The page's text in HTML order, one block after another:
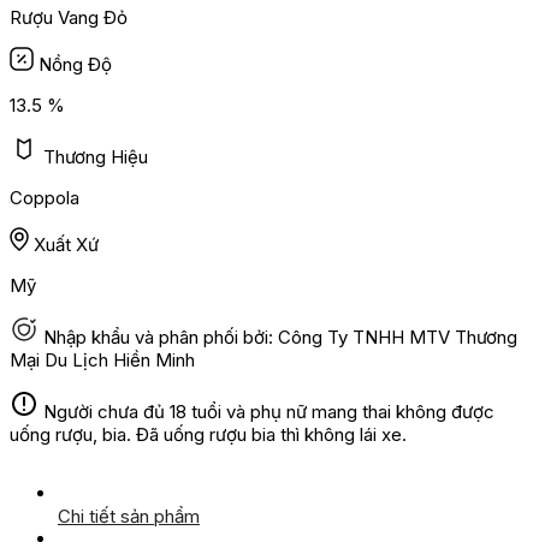
Rượu Vang Đỏ
Nồng Độ
13.5 %
Thương Hiệu
Coppola
Xuất Xứ
Mỹ
Nhập khẩu và phân phối bởi: Công Ty TNHH MTV Thương
Mại Du Lịch Hiền Minh
Người chưa đủ 18 tuổi và phụ nữ mang thai không được
uống rượu, bia. Đã uống rượu bia thì không lái xe.
Chi tiết sản phẩm